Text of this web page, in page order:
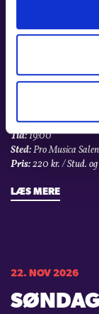
10. NOV 2026
Tid:19:00
Sted:Pro Musica
Pris:220 kr. / Stud.
LÆS MERE
22. NOV 2026